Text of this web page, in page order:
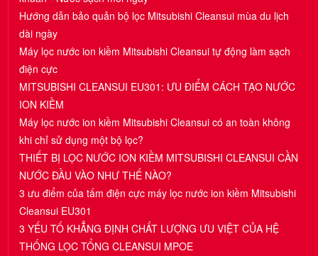
Hướng dẫn bảo quản bộ lọc Mitsubishi Cleansui mùa du lịch
dài ngày
Máy lọc nước ion kiềm Mitsubishi Cleansui tự động làm sạch
điện cực
MITSUBISHI CLEANSUI EU301: ƯU ĐIỂM CÁCH TẠO NƯỚC
ION KIỀM
Máy lọc nước ion kiềm Mitsubishi Cleansui có an toàn không
khi chỉ sử dụng một bộ lọc?
THIẾT BỊ LỌC NƯỚC ION KIỀM MITSUBISHI CLEANSUI CẦN
NƯỚC ĐẦU VÀO NHƯ THẾ NÀO?
3 ưu điểm của tấm điện cực máy lọc nước ion kiềm Mitsubishi
Cleansui EU301
3 YẾU TỐ KHẲNG ĐỊNH CHẤT LƯỢNG ƯU VIỆT CỦA HỆ
THỐNG LỌC TỔNG CLEANSUI MPOE